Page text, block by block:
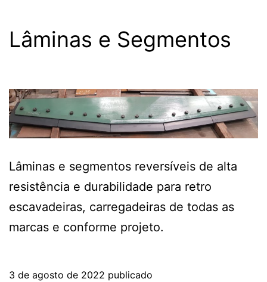
Lâminas e Segmentos
Lâminas e segmentos reversíveis de alta
resistência e durabilidade para retro
escavadeiras, carregadeiras de todas as
marcas e conforme projeto.
3 de agosto de 2022 publicado